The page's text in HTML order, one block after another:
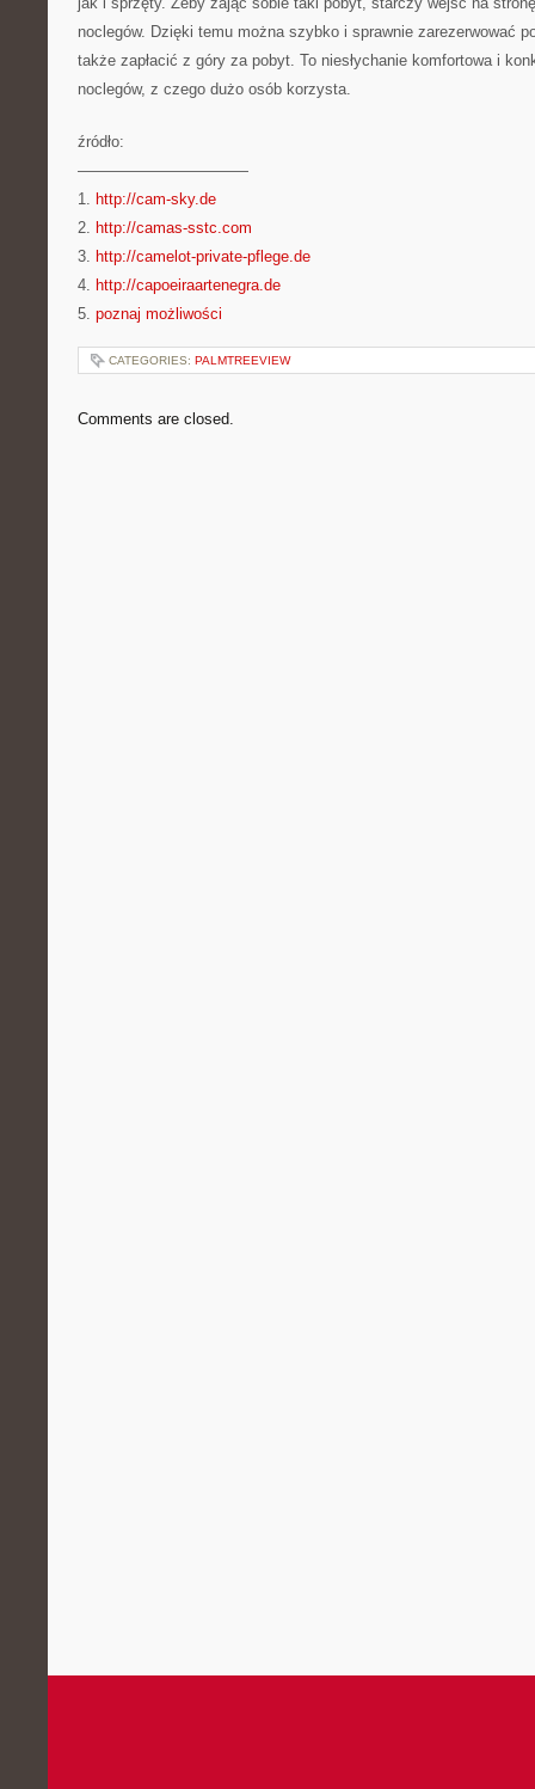
noclegów. Dzięki temu można szybko i sprawnie zarezerwować
także zapłacić z góry za pobyt. To niesłychanie komfortowa i
noclegów, z czego dużo osób korzysta.
źródło:
———————————
1. http://cam-sky.de
2. http://camas-sstc.com
3. http://camelot-private-pflege.de
4. http://capoeiraartenegra.de
5. poznaj możliwości
CATEGORIES: PALMTREEVIEW
Comments are closed.